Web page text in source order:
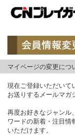
マイページの変更につ
現在ご登録いただいて
お送りするメールマガ
再度お好きなジャンル
ワードの新着・注目情
いただけます。